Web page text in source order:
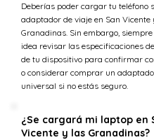
Deberías poder cargar tu teléfono
adaptador de viaje en San Vicente
Granadinas. Sin embargo, siempre
idea revisar las especificaciones
de tu dispositivo para confirmar
o considerar comprar un
universal si no estás seguro.
¿Se cargará mi laptop en
Vicente y las Granadinas?